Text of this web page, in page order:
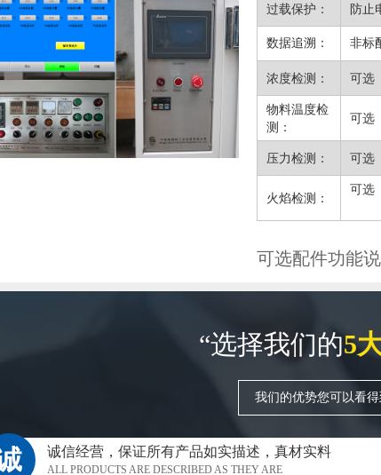
过载保护： 防止
数据追溯： 非标
浓度检测： 可选
物料温度检
测：
可选
压力检测： 可选
火焰检测：
可选
可选配件功能
“选择我们的5
我们的优势您可以看得
诚信经营，保证所有产品如实描述，真材实料
ALL PRODUCTS ARE DESCRIBED AS THEY ARE